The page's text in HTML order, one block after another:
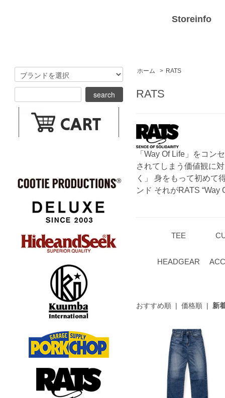
Storeinfo
ホーム > RATS
RATS
「Way Of Life」をコン
されてしまう価値観に
く」 身をもって初めて
ンド それがRATS
TEE
HEADGEAR
おすすめ順 |価格順 |新